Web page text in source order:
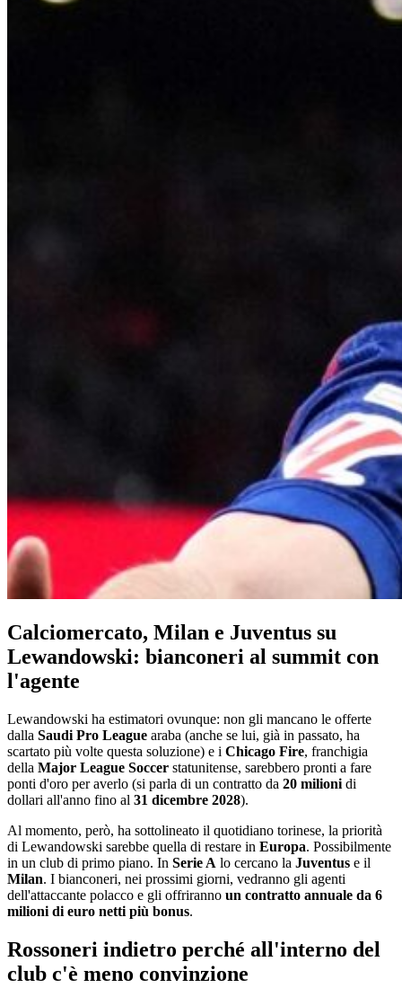
Calciomercato, Milan e Juventus su
Lewandowski: bianconeri al summit con
l'agente
Lewandowski ha estimatori ovunque: non gli mancano le offerte
dalla Saudi Pro League araba (anche se lui, già in passato, ha
scartato più volte questa soluzione) e i Chicago Fire, franchigia
della Major League Soccer statunitense, sarebbero pronti a fare
ponti d'oro per averlo (si parla di un contratto da 20 milioni di
dollari all'anno fino al 31 dicembre 2028).
Al momento, però, ha sottolineato il quotidiano torinese, la priorità
di Lewandowski sarebbe quella di restare in Europa. Possibilmente
in un club di primo piano. In Serie A lo cercano la Juventus e il
Milan. I bianconeri, nei prossimi giorni, vedranno gli agenti
dell'attaccante polacco e gli offriranno un contratto annuale da 6
milioni di euro netti più bonus.
Rossoneri indietro perché all'interno del
club c'è meno convinzione